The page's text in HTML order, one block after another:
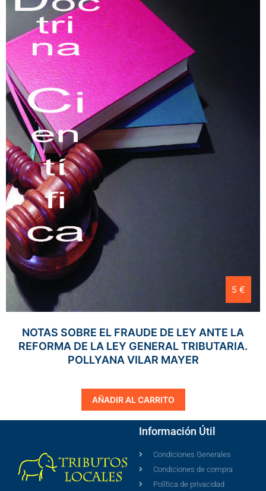
5 €
NOTAS SOBRE EL FRAUDE DE LEY ANTE LA
REFORMA DE LA LEY GENERAL TRIBUTARIA.
POLLYANA VILAR MAYER
AÑADIR AL CARRITO
Información Útil
Condiciones Generales
Condiciones de compra
Política de privacidad